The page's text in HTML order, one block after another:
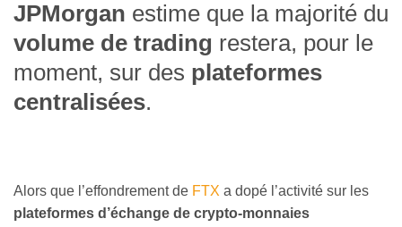
JPMorgan estime que la majorité du
volume de trading restera, pour le
moment, sur des plateformes
centralisées.
Alors que l’effondrement de FTX a dopé l’activité sur les
plateformes d’échange de crypto-monnaies